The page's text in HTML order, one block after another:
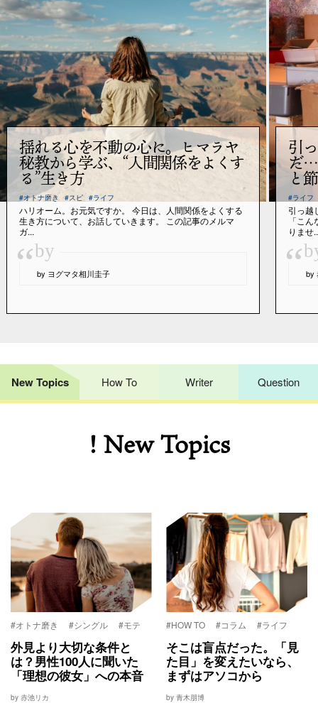
揺れる心を不動の心に。ヒマラヤ
秘教から学ぶ、“人間関係をよくす
る”生き方
#オトナ磨き #スピ #ライフ
ハリオーム。お元気ですか。 今日は、人間関係をよくする
生き方について、お話していきます。 この記事のメルマ
ガ...
“by
by ヨグマタ相川圭子
引
だ…
と
#ライフ
引っ越
「こ
りませ
“ by
New Topics How To Writer Question
! New Topics
#オトナ磨き #シングル #モテ
外見より大切な条件と
は？男性100人に聞いた
「理想の彼女」への本音
by 赤池リカ
#HOW TO #コラム #ライフ
そこは盲点だった。「見
た目」を変えたいなら、
まずはアソコから
by 青木朋博